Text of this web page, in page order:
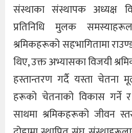
संस्थाका संस्थापक अध्यक्ष
प्रतिनिधि मुलक
श्रमिकहरूको सहभागितामा
थिए, उक्त अभ्यासका विजयी
हस्तान्तरण गर्दै यस्ता चेतना
हरूको चेतनाको विकास गर्ने
साथमा श्रमिकहरूको जीवन